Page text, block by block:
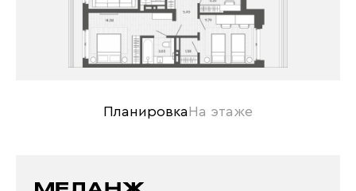
ПланировкаНа этаже